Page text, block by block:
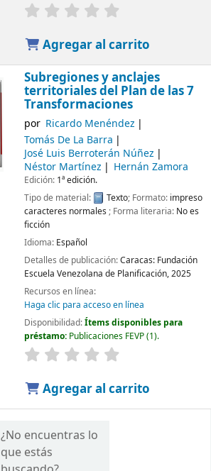
Agregar al carrito
Subregiones y anclajes
territoriales del Plan de las 7
Transformaciones
por Ricardo Menéndez
Tomás De La Barra
José Luis Berroterán Núñez
Néstor Martínez
Hernán Zamora
Edición: 1ª edición.
Tipo de material:
Texto; Formato: impreso
caracteres normales ; Forma literaria: No es
ficción
Idioma: Español
Detalles de publicación:Caracas: Fundación
Escuela Venezolana de Planificación,2025
Recursos en línea:
Haga clic para acceso en línea
Disponibilidad:Ítems disponibles para
préstamo: Publicaciones FEVP(1).
Agregar al carrito
¿No encuentras lo
que estás